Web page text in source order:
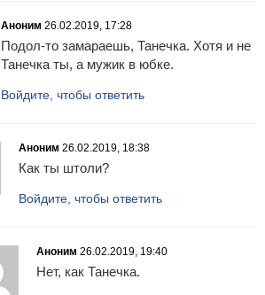
Аноним 26.02.2019, 17:28
Подол-то замараешь, Танечка. Хотя и не
Танечка ты, а мужик в юбке.
Войдите, чтобы ответить
Аноним 26.02.2019, 18:38
Как ты штоли?
Войдите, чтобы ответить
Аноним 26.02.2019, 19:40
Нет, как Танечка.